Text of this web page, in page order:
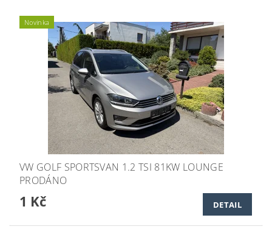
Novinka
VW GOLF SPORTSVAN 1.2 TSI 81KW LOUNGE
PRODÁNO
1 Kč DETAIL